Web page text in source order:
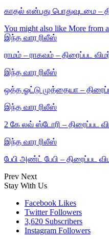
காதல் என்பது பொதுவுடமை –
You might also like More from
இந்த வார ரிலீஸ்
ராமம் – ராகவம் – திரைப்பட
இந்த வார ரிலீஸ்
ஒத்த ஓட்டு முத்தையா –
இந்த வார ரிலீஸ்
2 கே லவ் ஸ்டோரி – திரைப்பட
இந்த வார ரிலீஸ்
பேபி அண்ட் பேபி – திரைப்பட
Prev Next
Stay With Us
Facebook Likes
Twitter Followers
3,620 Subscribers
Instagram Followers